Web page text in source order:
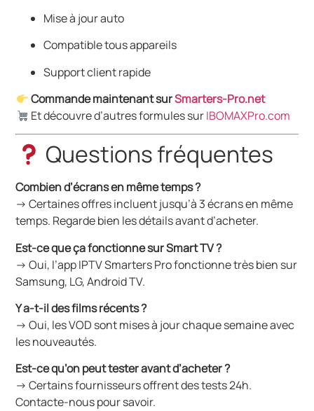
Mise à jour auto
Compatible tous appareils
Support client rapide
Commande maintenant surSmarters-Pro.net
Et découvre d’autres formules surIBOMAXPro.com
Questions fréquentes
Combien d’écrans en même temps ?
→ Certaines offres incluent jusqu’à 3 écrans en même
temps. Regarde bien les détails avant d’acheter.
Est-ce que ça fonctionne sur Smart TV ?
→ Oui, l’app IPTV Smarters Pro fonctionne très bien sur
Samsung, LG, Android TV.
Y a-t-il des films récents ?
→ Oui, les VOD sont mises à jour chaque semaine avec
les nouveautés.
Est-ce qu’on peut tester avant d’acheter ?
→ Certains fournisseurs offrent des tests 24h.
Contacte-nous pour savoir.